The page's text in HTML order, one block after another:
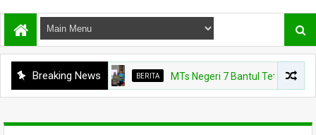
Breaking News BERITA MTs Negeri 7 Bantul Tetapkan Tiga